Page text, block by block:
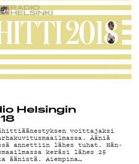
Helsingin
voittajaksi
Ääniä
annettiin lähes tuhat. Hän-
keräsi lähes 25
äänistä. Aiempina…